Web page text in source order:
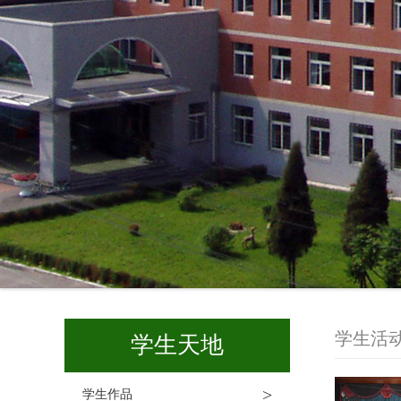
学生天地
学生作品 >
学生活